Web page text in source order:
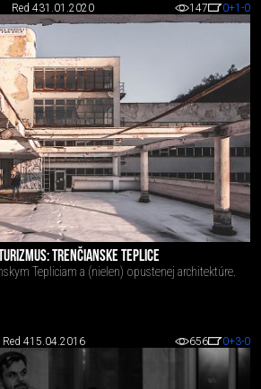
Red 431.01.2020 147 0+1 -0
TRENČIANSKE TEPLICE
Tepliciam a (nielen) opustenej architektúre.
Red 415.04.2016 656 0+3-0